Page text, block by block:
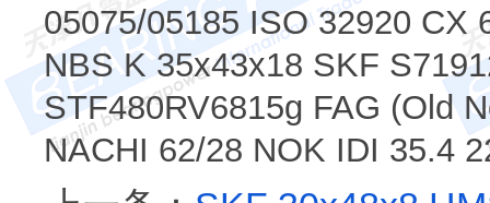
05075/05185 ISO 32920 CX
NBS K 35x43x18 SKF
STF480RV6815g FAG (Old
NACHI 62/28 NOK IDI 35.4